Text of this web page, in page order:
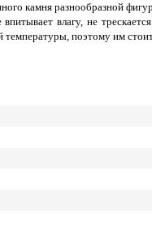
камня разнообразной
влагу, не
температуры, поэтому им